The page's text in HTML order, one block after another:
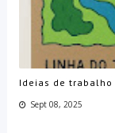
Ideias de trabalho
Sept 08, 2025